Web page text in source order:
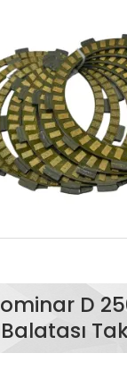
D
Balatası